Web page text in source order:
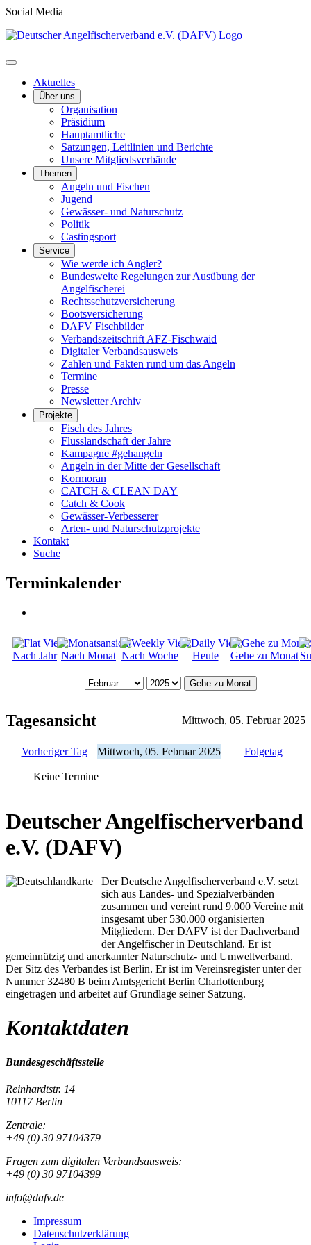
Social Media
Aktuelles
Über uns
Organisation
Präsidium
Hauptamtliche
Satzungen, Leitlinien und Berichte
Unsere Mitgliedsverbände
Themen
Angeln und Fischen
Jugend
Gewässer- und Naturschutz
Politik
Castingsport
Service
Wie werde ich Angler?
Bundesweite Regelungen zur Ausübung der
Angelfischerei
Rechtsschutzversicherung
Bootsversicherung
DAFV Fischbilder
Verbandszeitschrift AFZ-Fischwaid
Digitaler Verbandsausweis
Zahlen und Fakten rund um das Angeln
Termine
Presse
Newsletter Archiv
Projekte
Fisch des Jahres
Flusslandschaft der Jahre
Kampagne #gehangeln
Angeln in der Mitte der Gesellschaft
Kormoran
CATCH & CLEAN DAY
Catch & Cook
Gewässer-Verbesserer
Arten- und Naturschutzprojekte
Kontakt
Suche
Terminkalender
Nach Jahr Nach Monat Nach Woche Heute Gehe zu Monat
Gehe zu Monat
Tagesansicht Mittwoch, 05. Februar 2025
Vorheriger Tag Mittwoch, 05. Februar 2025 Folgetag
Keine Termine
Deutscher Angelfischerverband
e.V. (DAFV)
Der Deutsche Angelfischerverband e.V. setzt
sich aus Landes- und Spezialverbänden
zusammen und vereint rund 9.000 Vereine mit
insgesamt über 530.000 organisierten
Mitgliedern. Der DAFV ist der Dachverband
der Angelfischer in Deutschland. Er ist
gemeinnützig und anerkannter Naturschutz- und Umweltverband.
Der Sitz des Verbandes ist Berlin. Er ist im Vereinsregister unter der
Nummer 32480 B beim Amtsgericht Berlin Charlottenburg
eingetragen und arbeitet auf Grundlage seiner Satzung.
Kontaktdaten
Bundesgeschäftsstelle
Reinhardtstr. 14
10117 Berlin
Zentrale:
+49 (0) 30 97104379
Fragen zum digitalen Verbandsausweis:
+49 (0) 30 97104399
info@dafv.de
Impressum
Datenschutzerklärung